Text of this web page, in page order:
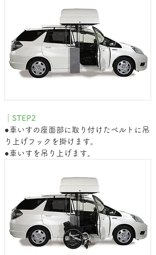
｜STEP2
●車いすの座面部に取り付けたベルトに吊
り上げフックを掛けます。
●車いすを吊り上げます。